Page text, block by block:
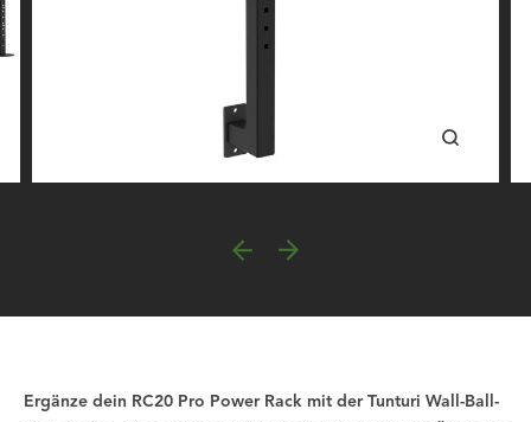
Ergänze dein RC20 Pro Power Rack mit der Tunturi Wall-Ball-